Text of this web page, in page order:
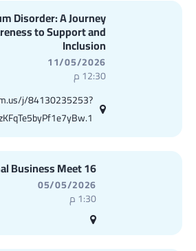
Disorder: A Journey
to Support and
Inclusion
11/05/2026
12:30 م
j/84130235253?
16 National Business Meet
05/05/2026
1:30 م